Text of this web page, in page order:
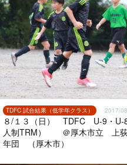
TDFC 試合結果（低学年クラス） 2017/
８/１３（日） TDFC U-9・
人制TRM） ＠厚木市立 上
年団 （厚木市）